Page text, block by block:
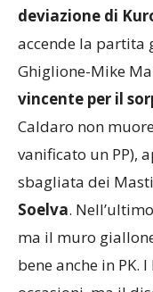
deviazione di
accende la partita
Ghiglione-Mike
vincente per il
Caldaro non
vanificato un PP),
sbagliata dei
Soelva.
ma il muro
bene anche in PK.